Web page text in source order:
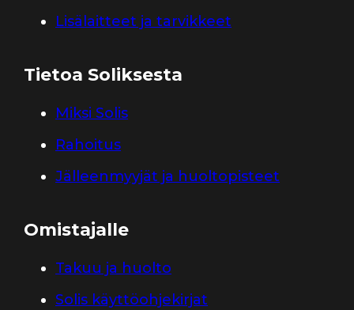
Lisälaitteet ja tarvikkeet
Tietoa Soliksesta
Miksi Solis
Rahoitus
Jälleenmyyjät ja huoltopisteet
Omistajalle
Takuu ja huolto
Solis käyttöohjekirjat